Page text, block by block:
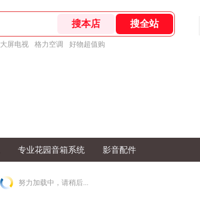
大屏电视 格力空调 好物超值购
专业花园音箱系统 影音配件
努力加载中，请稍后...